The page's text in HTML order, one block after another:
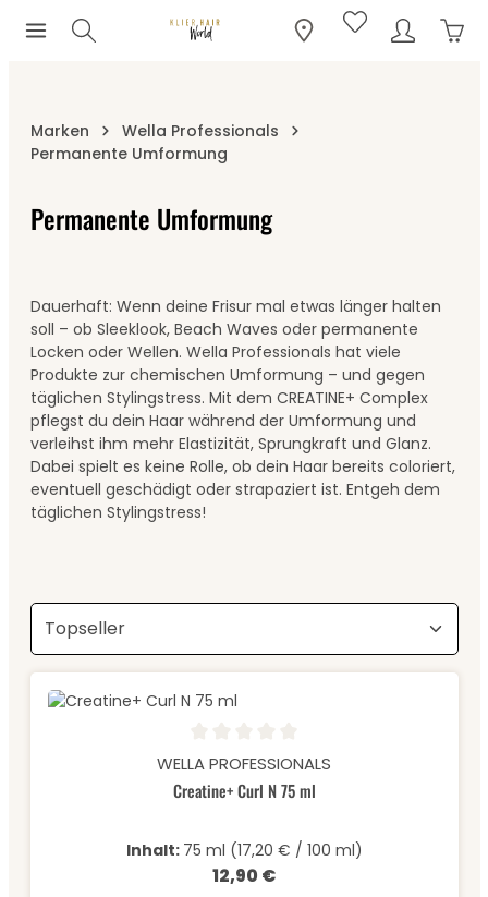
Zum Hauptinhalt springen
Marken
Wella Professionals
Permanente Umformung
Permanente Umformung
Dauerhaft: Wenn deine Frisur mal etwas länger halten
soll – ob Sleeklook, Beach Waves oder permanente
Locken oder Wellen. Wella Professionals hat viele
Produkte zur chemischen Umformung – und gegen
täglichen Stylingstress. Mit dem CREATINE+ Complex
pflegst du dein Haar während der Umformung und
verleihst ihm mehr Elastizität, Sprungkraft und Glanz.
Dabei spielt es keine Rolle, ob dein Haar bereits coloriert,
eventuell geschädigt oder strapaziert ist. Entgeh dem
täglichen Stylingstress!
Durchschnittliche Bewertung von 0 von 5 Sternen
WELLA PROFESSIONALS
Creatine+ Curl N 75 ml
Inhalt: 75 ml (17,20 € / 100 ml)
Regulärer Preis:
12,90 €